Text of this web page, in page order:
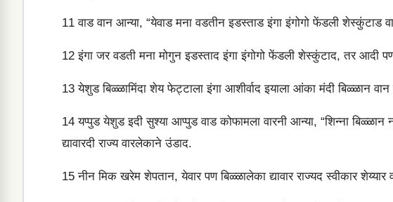
11 वाड वान आन्या, “येवाड मना वडतीन इडस्ताड इंगा इंगोगो फेंडली शेस्कुंटाड
12 इंगा जर वडती मना मोगुन इडस्ताद इंगा इंगोगो फेंडली शेस्कुंटाद, तर आदी
13 येशुड बिळ्ळामिंदा शेय फेट्टाला इंगा आशीर्वाद इयाला आंका मंदी बिळ्ळान
14 यप्पुड येशुड इदी सुश्या आप्पुड वाड कोफामला वारनी आन्या, “शिन्ना
द्यावारदी राज्य वारलेकाने उंडाद.
15 नीन मिक खरेम शेपतान, येवार पण बिळ्ळालेका द्यावार राज्यद स्वीकार शेय्यार